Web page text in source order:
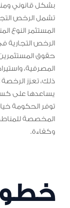
بشكل قانوني
تشمل الرخص
المستثمر النوع
الرخص التجارية
حقوق
المصرفية،
ذلك، تعزز
يساعدها على كسب
توفر الحكومة
المخصصة
وكفاءة.